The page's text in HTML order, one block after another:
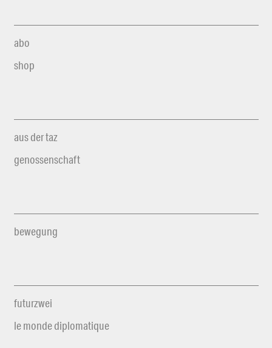
abo
shop
aus der taz
genossenschaft
bewegung
futurzwei
le monde diplomatique